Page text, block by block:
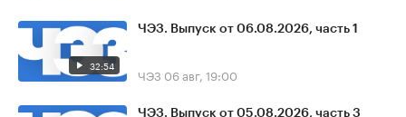
32:54
ЧЭЗ. Выпуск от 06.08.2026, часть 1
ЧЭЗ 06 авг, 19:00
ЧЭЗ. Выпуск от 05.08.2026, часть 3